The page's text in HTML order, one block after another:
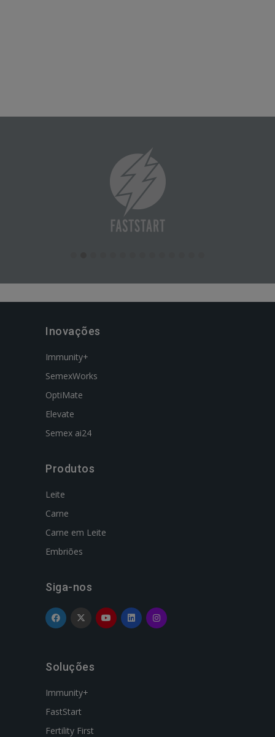
Inovações
Immunity+
SemexWorks
OptiMate
Elevate
Semex ai24
Produtos
Leite
Carne
Carne em Leite
Embriões
Siga-nos
Soluções
Immunity+
FastStart
Fertility First